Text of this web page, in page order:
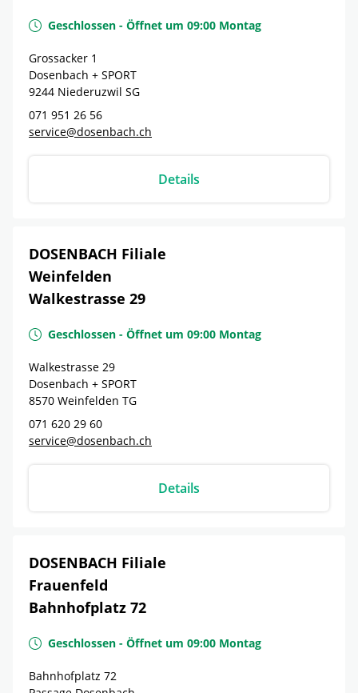
Geschlossen - Öffnet um 09:00 Montag
Grossacker 1
Dosenbach + SPORT
9244 Niederuzwil SG
071 951 26 56
service@dosenbach.ch
Details
DOSENBACH Filiale
Weinfelden
Walkestrasse 29
Geschlossen - Öffnet um 09:00 Montag
Walkestrasse 29
Dosenbach + SPORT
8570 Weinfelden TG
071 620 29 60
service@dosenbach.ch
Details
DOSENBACH Filiale
Frauenfeld
Bahnhofplatz 72
Geschlossen - Öffnet um 09:00 Montag
Bahnhofplatz 72